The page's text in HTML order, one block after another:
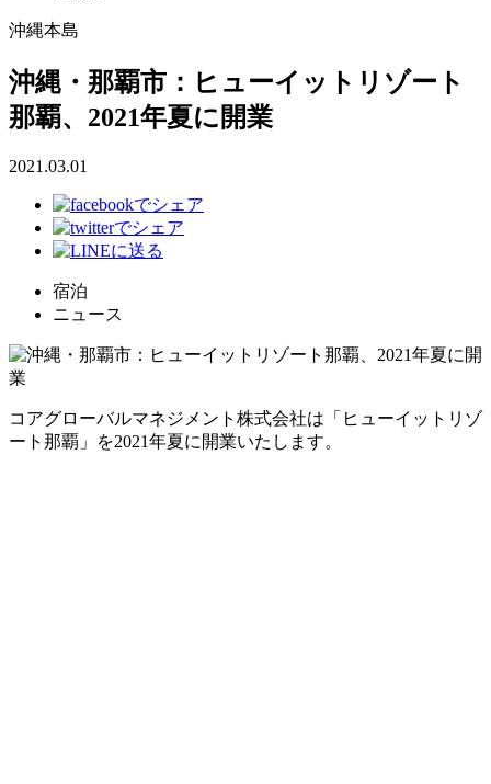
沖縄本島
沖縄・那覇市：ヒューイットリゾート
那覇、2021年夏に開業
2021.03.01
宿泊
ニュース
コアグローバルマネジメント株式会社は「ヒューイットリゾ
ート那覇」を2021年夏に開業いたします。